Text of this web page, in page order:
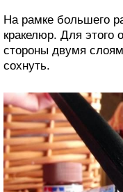
На рамке большего
кракелюр. Для этого
стороны двумя
сохнуть.